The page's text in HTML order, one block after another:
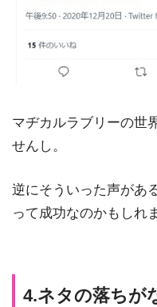
マヂカルラブリーの世
せんし。
逆にそういった声があ
って成功なのかもしれ
4.ネタの落ちが